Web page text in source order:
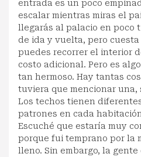
entrada es un poco
escalar mientras miras el
llegarás al palacio en poco
de ida y vuelta, pero cuesta
puedes recorrer el interior
costo adicional. Pero es
tan hermoso. Hay tantas
tuviera que mencionar una,
Los techos tienen
patrones en cada
Escuché que estaría muy
porque fui temprano por la
lleno. Sin embargo, la gente